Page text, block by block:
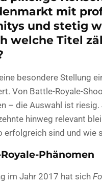
mit
und stetig
welche Titel
besondere Stellung
Von Battle-Royale-
– die Auswahl ist
hinweg relevant
erfolgreich sind und wie
Phänomen
im Jahr 2017 hat sich